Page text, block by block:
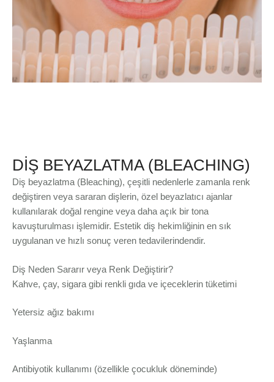
DİŞ BEYAZLATMA (BLEACHING)
Diş beyazlatma (Bleaching), çeşitli nedenlerle zamanla renk
değiştiren veya sararan dişlerin, özel beyazlatıcı ajanlar
kullanılarak doğal rengine veya daha açık bir tona
kavuşturulması işlemidir. Estetik diş hekimliğinin en sık
uygulanan ve hızlı sonuç veren tedavilerindendir.
Diş Neden Sararır veya Renk Değiştirir?
Kahve, çay, sigara gibi renkli gıda ve içeceklerin tüketimi
Yetersiz ağız bakımı
Yaşlanma
Antibiyotik kullanımı (özellikle çocukluk döneminde)